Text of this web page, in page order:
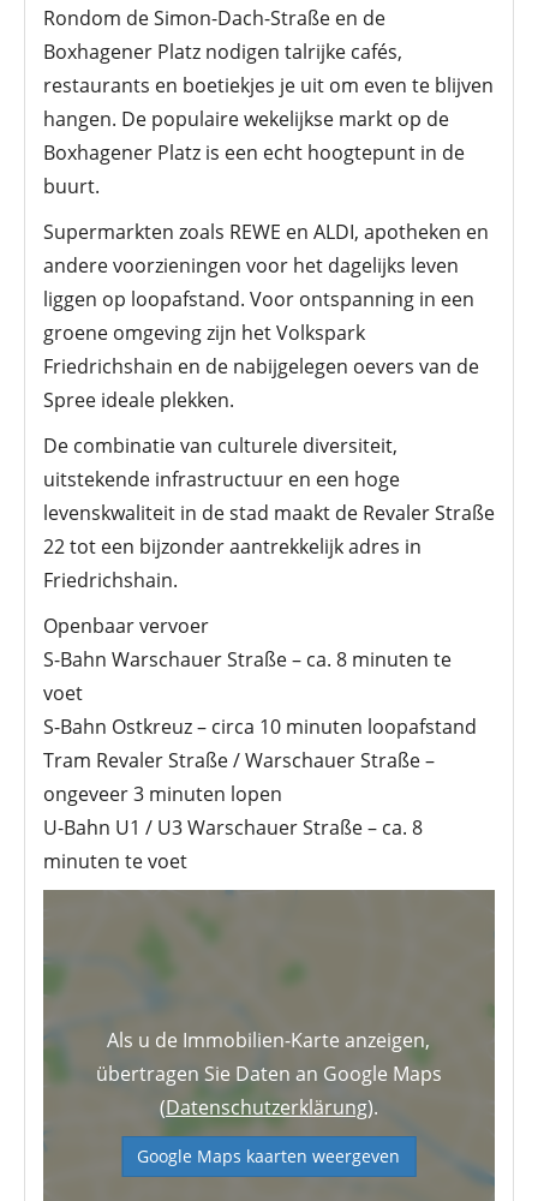
Rondom de Simon-Dach-Straße en de
Boxhagener Platz nodigen talrijke cafés,
restaurants en boetiekjes je uit om even te blijven
hangen. De populaire wekelijkse markt op de
Boxhagener Platz is een echt hoogtepunt in de
buurt.
Supermarkten zoals REWE en ALDI, apotheken en
andere voorzieningen voor het dagelijks leven
liggen op loopafstand. Voor ontspanning in een
groene omgeving zijn het Volkspark
Friedrichshain en de nabijgelegen oevers van de
Spree ideale plekken.
De combinatie van culturele diversiteit,
uitstekende infrastructuur en een hoge
levenskwaliteit in de stad maakt de Revaler Straße
22 tot een bijzonder aantrekkelijk adres in
Friedrichshain.
Openbaar vervoer
S-Bahn Warschauer Straße – ca. 8 minuten te
voet
S-Bahn Ostkreuz – circa 10 minuten loopafstand
Tram Revaler Straße / Warschauer Straße –
ongeveer 3 minuten lopen
U-Bahn U1 / U3 Warschauer Straße – ca. 8
minuten te voet
Als u de Immobilien-Karte anzeigen,
übertragen Sie Daten an Google Maps
(Datenschutzerklärung).
Google Maps kaarten weergeven